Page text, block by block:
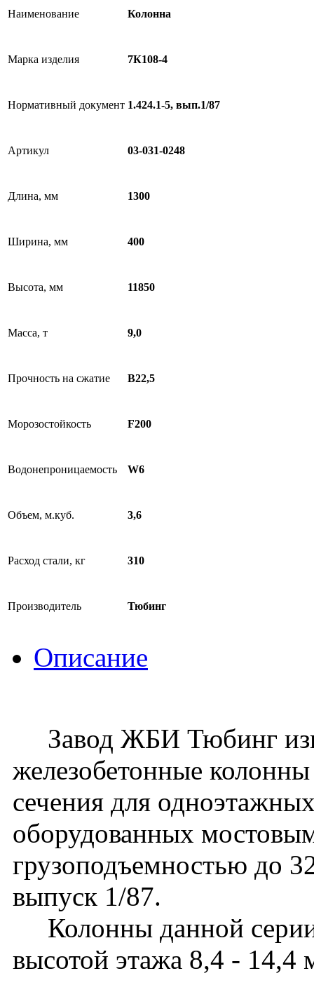
Наименование Колонна
Марка изделия 7К108-4
Нормативный документ 1.424.1-5, вып.1/87
Артикул 03-031-0248
Длина, мм 1300
Ширина, мм 400
Высота, мм 11850
Масса, т 9,0
Прочность на сжатие B22,5
Морозостойкость F200
Водонепроницаемость W6
Объем, м.куб. 3,6
Расход стали, кг 310
Производитель Тюбинг
Описание
Завод ЖБИ Тюбинг
железобетонные
сечения для
оборудованных
грузоподъемностью до
выпуск 1/87.
Колонны данной
высотой этажа 8,4 - 14,4